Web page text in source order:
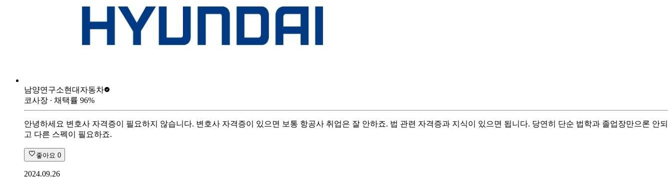
남양연구소현대자동차
코사장 ∙ 채택률 96%
안녕하세요 변호사 자격증이 필요하지 않습니다. 변호사 자격증이 있으면 보통 항공사 취업은 잘 안하죠. 법 관련 자격증과 지식이 있으면 됩니다. 당연히 단순 법학과 졸업장만으론 안되
고 다른 스펙이 필요하죠.
좋아요 0
2024.09.26